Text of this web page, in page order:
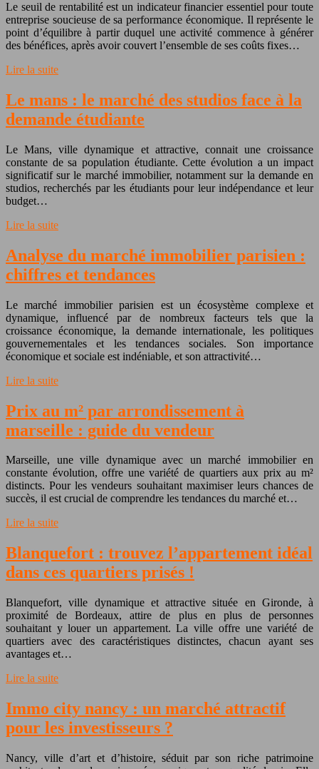
Le seuil de rentabilité est un indicateur financier essentiel pour toute
entreprise soucieuse de sa performance économique. Il représente le
point d’équilibre à partir duquel une activité commence à générer
des bénéfices, après avoir couvert l’ensemble de ses coûts fixes…
Lire la suite
Le mans : le marché des studios face à la
demande étudiante
Le Mans, ville dynamique et attractive, connait une croissance
constante de sa population étudiante. Cette évolution a un impact
significatif sur le marché immobilier, notamment sur la demande en
studios, recherchés par les étudiants pour leur indépendance et leur
budget…
Lire la suite
Analyse du marché immobilier parisien :
chiffres et tendances
Le marché immobilier parisien est un écosystème complexe et
dynamique, influencé par de nombreux facteurs tels que la
croissance économique, la demande internationale, les politiques
gouvernementales et les tendances sociales. Son importance
économique et sociale est indéniable, et son attractivité…
Lire la suite
Prix au m² par arrondissement à
marseille : guide du vendeur
Marseille, une ville dynamique avec un marché immobilier en
constante évolution, offre une variété de quartiers aux prix au m²
distincts. Pour les vendeurs souhaitant maximiser leurs chances de
succès, il est crucial de comprendre les tendances du marché et…
Lire la suite
Blanquefort : trouvez l’appartement idéal
dans ces quartiers prisés !
Blanquefort, ville dynamique et attractive située en Gironde, à
proximité de Bordeaux, attire de plus en plus de personnes
souhaitant y louer un appartement. La ville offre une variété de
quartiers avec des caractéristiques distinctes, chacun ayant ses
avantages et…
Lire la suite
Immo city nancy : un marché attractif
pour les investisseurs ?
Nancy, ville d’art et d’histoire, séduit par son riche patrimoine